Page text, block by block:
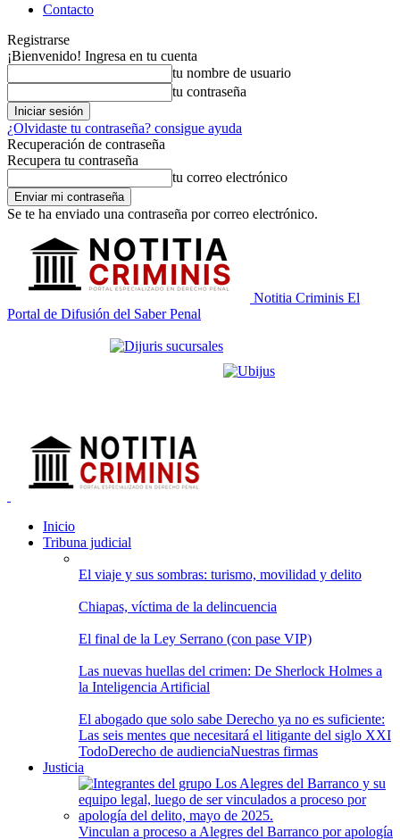
Contacto
Registrarse
¡Bienvenido! Ingresa en tu cuenta
tu nombre de usuario
tu contraseña
¿Olvidaste tu contraseña? consigue ayuda
Recuperación de contraseña
Recupera tu contraseña
tu correo electrónico
Se te ha enviado una contraseña por correo electrónico.
Notitia Criminis El
Portal de Difusión del Saber Penal
Inicio
Tribuna judicial
El viaje y sus sombras: turismo, movilidad y delito
Chiapas, víctima de la delincuencia
El final de la Ley Serrano (con pase VIP)
Las nuevas huellas del crimen: De Sherlock Holmes a
la Inteligencia Artificial
El abogado que solo sabe Derecho ya no es suficiente:
Las seis mentes que necesitará el litigante del siglo XXI
TodoDerecho de audienciaNuestras firmas
Justicia
Vinculan a proceso a Alegres del Barranco por apología